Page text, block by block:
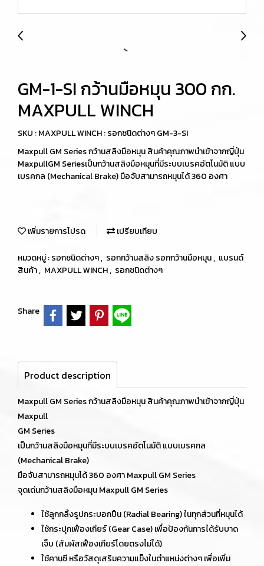
GM-1-SI กว้านมือหมุน 300 กก.
MAXPULL WINCH
SKU : MAXPULL WINCH : รอกชนิดต่างๆ GM-3-SI
Maxpull GM Series กว้านสลิงมือหมุน สินค้าคุณภาพนำเข้าจากญี่ปุ่น
MaxpullGM Seriesเป็นกว้านสลิงมือหมุนที่มีระบบเบรคอัตโนมัติ แบบ
เบรคกล (Mechanical Brake) มือจับสามารถหมุนได้ 360 องศา
เพิ่มรายการโปรด เปรียบเทียบ
หมวดหมู่ :รอกชนิดต่างๆ, รอกกว้านสลิง รอกกว้านมือหมุน, แบรนด์
สินค้า, MAXPULL WINCH, รอกชนิดต่างๆ
Share
Product description
Maxpull GM Series กว้านสลิงมือหมุน สินค้าคุณภาพนำเข้าจากญี่ปุ่น
Maxpull
GM Series
เป็นกว้านสลิงมือหมุนที่มีระบบเบรคอัตโนมัติ แบบเบรคกล
(Mechanical Brake)
มือจับสามารถหมุนได้ 360 องศา Maxpull GM Series
จุดเด่นกว้านสลิงมือหมุน Maxpull GM Series
ใช้ลูกกลิ้งรูปกระบอกปืน (Radial Bearing) ในทุกส่วนที่หมุนได้
ใช้กระปุกเฟืองเกียร์ (Gear Case) เพื่อป้องกันการได้รับบาด
เจ็บ (สัมผัสเฟืองเกียร์โดยตรงไม่ได้)
ใช้คานซี หรือวัสดุเสริมความแข็งในตำแหน่งต่างๆ เพื่อเพิ่ม